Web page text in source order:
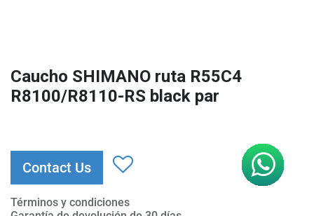
Caucho SHIMANO ruta R55C4
R8100/R8110-RS black par
Contact Us
Términos y condiciones